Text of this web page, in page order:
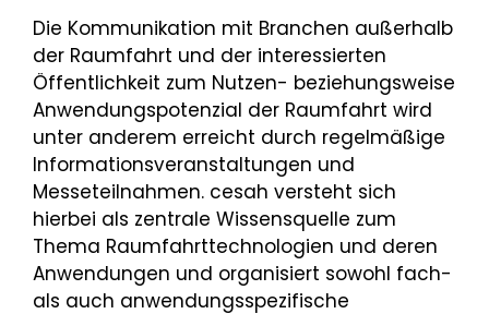
Die Kommunikation mit Branchen außerhalb
der Raumfahrt und der interessierten
Öffentlichkeit zum Nutzen- beziehungsweise
Anwendungspotenzial der Raumfahrt wird
unter anderem erreicht durch regelmäßige
Informationsveranstaltungen und
Messeteilnahmen. cesah versteht sich
hierbei als zentrale Wissensquelle zum
Thema Raumfahrttechnologien und deren
Anwendungen und organisiert sowohl fach-
als auch anwendungsspezifische